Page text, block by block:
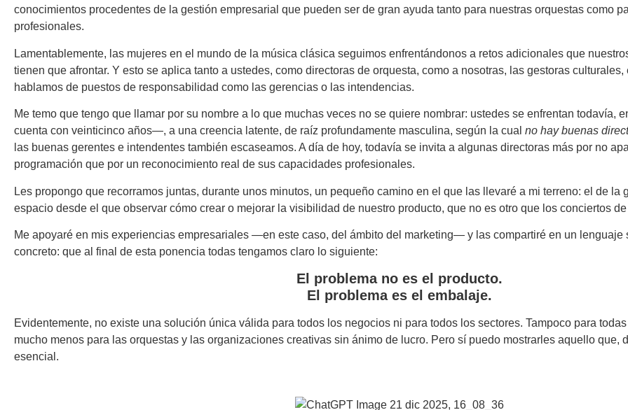
conocimientos procedentes de la gestión empresarial que pueden ser de gran ayuda tanto para nuestras orquestas como
profesionales.
Lamentablemente, las mujeres en el mundo de la música clásica seguimos enfrentándonos a retos adicionales que
tienen que afrontar. Y esto se aplica tanto a ustedes, como directoras de orquesta, como a nosotras, las gestoras
hablamos de puestos de responsabilidad como las gerencias o las intendencias.
Me temo que tengo que llamar por su nombre a lo que muchas veces no se quiere nombrar: ustedes se enfrentan todavía,
cuenta con veinticinco años—, a una creencia latente, de raíz profundamente masculina, según la cual no hay buenas
las buenas gerentes e intendentes también escaseamos. A día de hoy, todavía se invita a algunas directoras más por no
programación que por un reconocimiento real de sus capacidades profesionales.
Les propongo que recorramos juntas, durante unos minutos, un pequeño camino en el que las llevaré a mi terreno: el de la
espacio desde el que observar cómo crear o mejorar la visibilidad de nuestro producto, que no es otro que los conciertos
Me apoyaré en mis experiencias empresariales —en este caso, del ámbito del marketing— y las compartiré en un lenguaje
concreto: que al final de esta ponencia todas tengamos claro lo siguiente:
El problema no es el producto.
El problema es el embalaje.
Evidentemente, no existe una solución única válida para todos los negocios ni para todos los sectores. Tampoco para
mucho menos para las orquestas y las organizaciones creativas sin ánimo de lucro. Pero sí puedo mostrarles aquello que,
esencial.